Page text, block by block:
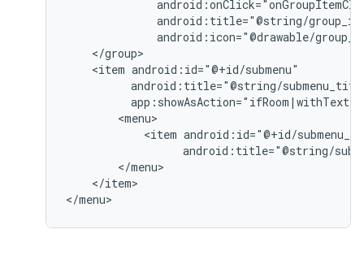
android:icon="@drawable/
<item
app:showAsAction="ifRoom|withText"
<item
android:title="@string/
</item>
</menu>